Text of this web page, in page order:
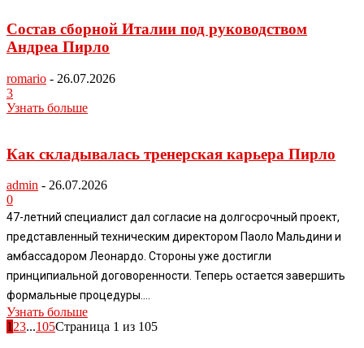
Состав сборной Италии под руководством
Андреа Пирло
romario - 26.07.2026
3
Узнать больше
Как складывалась тренерская карьера Пирло
admin - 26.07.2026
0
47-летний специалист дал согласие на долгосрочный проект,
представленный техническим директором Паоло Мальдини и
амбассадором Леонардо. Стороны уже достигли
принципиальной договоренности. Теперь остается завершить
формальные процедуры....
Узнать больше
123...105Страница 1 из 105